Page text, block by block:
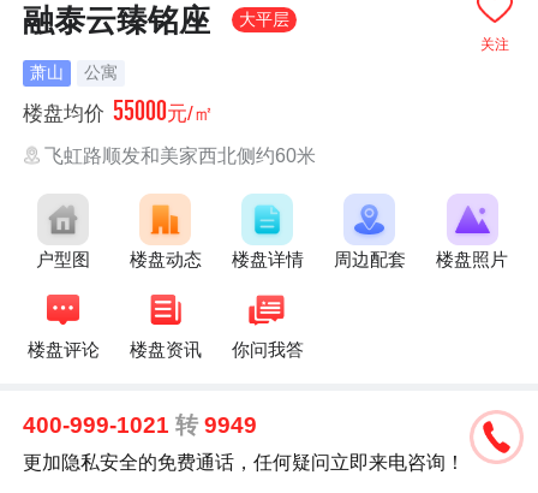
关注
融泰云臻铭座 大平层
萧山 公寓
楼盘均价 55000元/㎡
飞虹路顺发和美家西北侧约60米
户型图 楼盘动态 楼盘详情 周边配套 楼盘照片
楼盘评论 楼盘资讯 你问我答
400-999-1021转 9949
更加隐私安全的免费通话，任何疑问立即来电咨询！